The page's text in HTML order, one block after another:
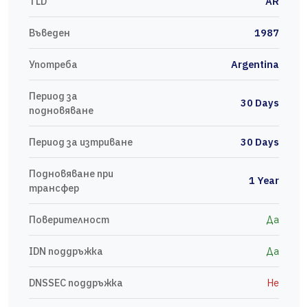
Въведен 1987
Употреба Argentina
Период за
подновяване
30 Days
Период за изтриване 30 Days
Подновяване при
трансфер
1 Year
Поверителност Да
IDN поддръжка Да
DNSSEC поддръжка Не